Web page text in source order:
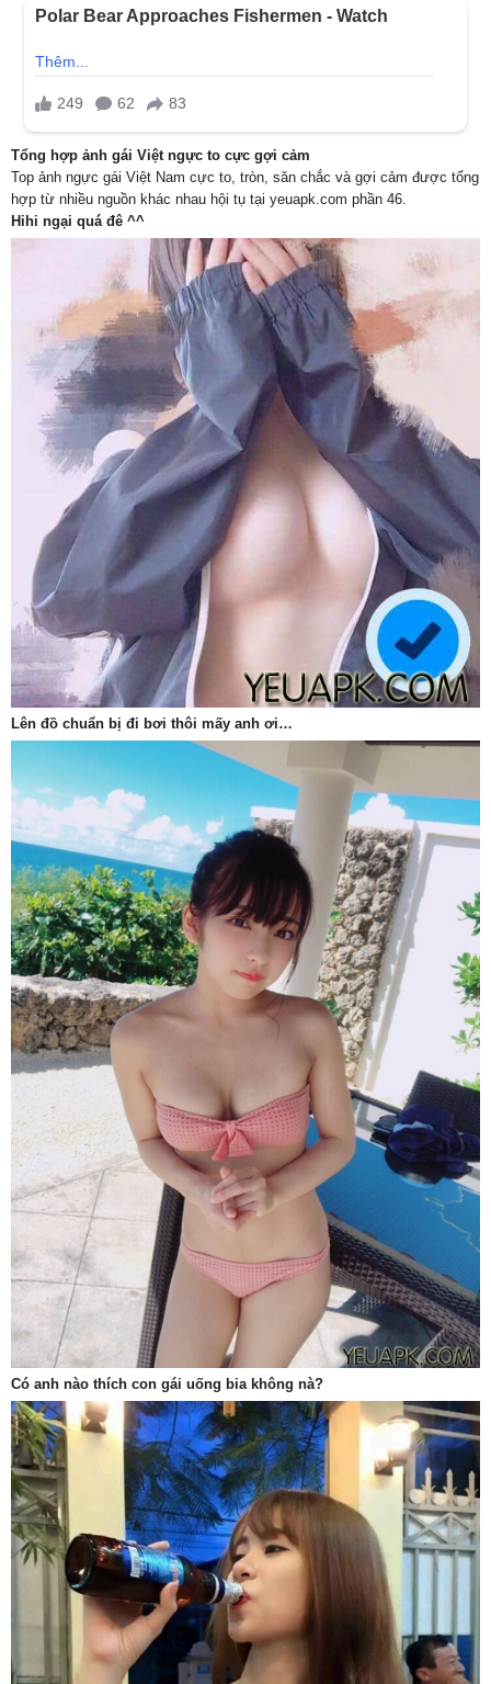
Tổng hợp ảnh gái Việt ngực to cực gợi cảm
Top ảnh ngực gái Việt Nam cực to, tròn, săn chắc và gợi cảm được tổng
hợp từ nhiều nguồn khác nhau hội tụ tại yeuapk.com phần 46.
Hihi ngại quá đê ^^
Lên đồ chuẩn bị đi bơi thôi mấy anh ơi…
Có anh nào thích con gái uống bia không nà?